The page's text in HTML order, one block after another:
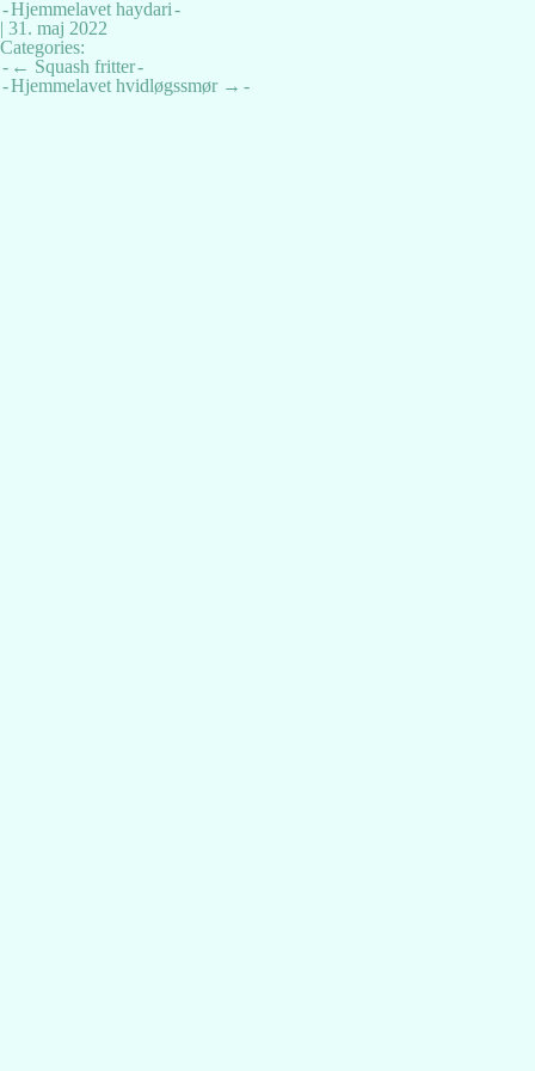
Hjemmelavet haydari
| 31. maj 2022
Categories:
Indlægsnavigation
← Squash fritter
Hjemmelavet hvidløgssmør →